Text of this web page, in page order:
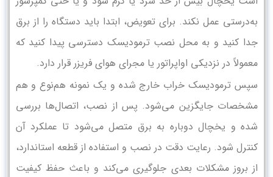
به‌درستی عمل نکند. برای تعویض، ابتدا باید دستگاه را از برق
جدا کنید و به محل نصب ترمودیسک دسترسی پیدا کنید که
معمولاً در نزدیکی اواپراتور یا مجرای هوای فریزر قرار دارد.
سپس ترمودیسک خراب خارج شده و یک نمونه هم‌نوع و هم
مشخصات جایگزین می‌شود. پس از نصب، اتصال‌ها بررسی
شده و یخچال دوباره به برق متصل می‌شود تا عملکرد آن
کنترل شود. رعایت دقت در نصب و استفاده از قطعه استاندارد،
از بروز مشکلات بعدی جلوگیری می‌کند و باعث حفظ کیفیت